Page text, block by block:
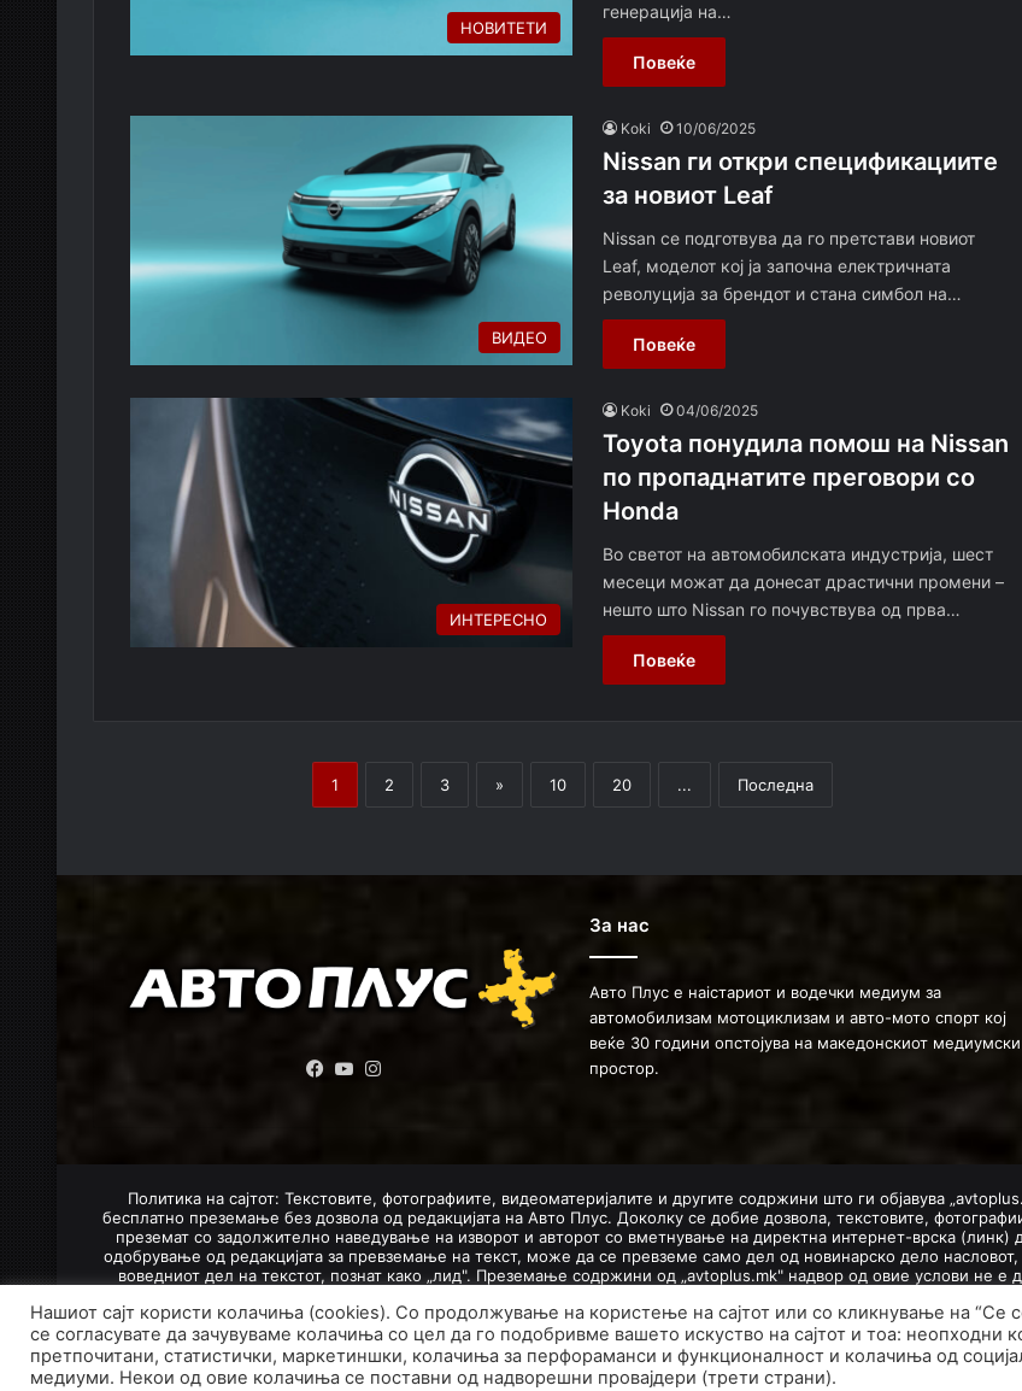
НОВИТЕТИ
генерација на…
Повеќе
ВИДЕО
Koki 10/06/2025
Nissan ги откри спецификациите
за новиот Leaf
Nissan се подготвува да го претстави новиот
Leaf, моделот кој ја започна електричната
револуција за брендот и стана симбол на…
Повеќе
ИНТЕРЕСНО
Koki 04/06/2025
Toyota понудила помош на Nissan
по пропаднатите преговори со
Honda
Во светот на автомобилската индустрија, шест
месеци можат да донесат драстични промени –
нешто што Nissan го почувствува од прва…
Повеќе
1 2 3 » 10 20 ... Последна
Facebook
YouTube
За нас
Авто Плус е наістариот и водечки медиум за
автомобилизам мотоциклизам и авто-мото спорт кој
веќе 30 години опстојува на македонскиот медиумски
простор.
Политика на сајтот: Текстовите, фотографиите, видеоматеријалите и другите содржини што ги објавува
бесплатно преземање без дозвола од редакцијата на Авто Плус. Доколку се добие дозвола, текстовите,
преземат со задолжително наведување на изворот и авторот со вметнување на директна интернет-врска
одобрување од редакцијата за превземање на текст, може да се превземе само дел од новинарско дело
воведниот дел на текстот, познат како „лид". Преземање содржини од „avtoplus.mk" надвор од овие услови не
Developed by PROCESS IN. Hosted byGoHost .
За нас
Импресум Маркетинг Правила и услови Политика за приватност
Нашиот сајт користи колачиња (cookies). Со продолжување на користење на сајтот или со кликнување на “Се
се согласувате да зачувуваме колачиња со цел да го подобривме вашето искуство на сајтот и тоа: неопходни
претпочитани, статистички, маркетиншки, колачиња за перфораманси и функционалност и колачиња од
медиуми. Некои од овие колачиња се поставни од надворешни провајдери (трети страни).